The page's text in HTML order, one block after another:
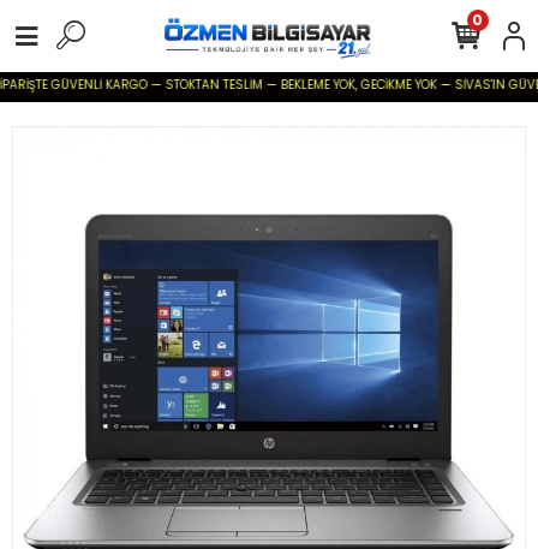
GÜVENLİ KARGO — STOKTAN TESLİM — BEKLEME YOK, GECİKME YOK — SİVAS'IN
0